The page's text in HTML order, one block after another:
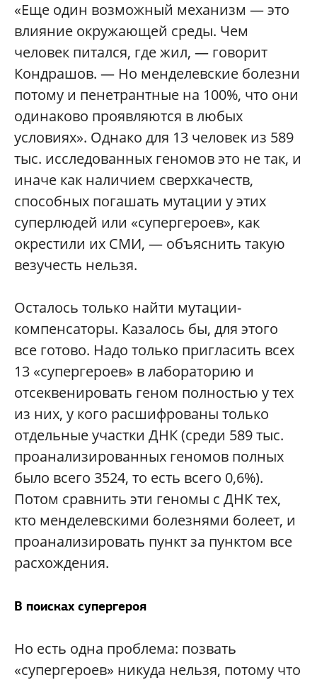
«Еще один возможный механизм — это
влияние окружающей среды. Чем
человек питался, где жил, — говорит
Кондрашов. — Но менделевские болезни
потому и пенетрантные на 100%, что они
одинаково проявляются в любых
условиях». Однако для 13 человек из 589
тыс. исследованных геномов это не так, и
иначе как наличием сверхкачеств,
способных погашать мутации у этих
суперлюдей или «супергероев», как
окрестили их СМИ, — объяснить такую
везучесть нельзя.
Осталось только найти мутации-
компенсаторы. Казалось бы, для этого
все готово. Надо только пригласить всех
13 «супергероев» в лабораторию и
отсеквенировать геном полностью у тех
из них, у кого расшифрованы только
отдельные участки ДНК (среди 589 тыс.
проанализированных геномов полных
было всего 3524, то есть всего 0,6%).
Потом сравнить эти геномы с ДНК тех,
кто менделевскими болезнями болеет, и
проанализировать пункт за пунктом все
расхождения.
В поисках супергероя
Но есть одна проблема: позвать
«супергероев» никуда нельзя, потому что